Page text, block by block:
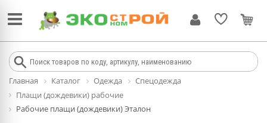
Главная Каталог Одежда
Спецодежда
Плащи (дождевики) рабочие
Рабочие плащи (дождевики) Эталон